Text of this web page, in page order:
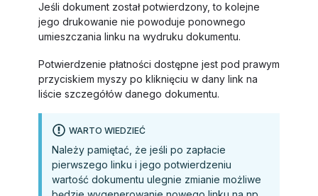
Jeśli dokument został potwierdzony, to kolejne
jego drukowanie nie powoduje ponownego
umieszczania linku na wydruku dokumentu.
Potwierdzenie płatności dostępne jest pod prawym
przyciskiem myszy po kliknięciu w dany link na
liście szczegółów danego dokumentu.
WARTO WIEDZIEĆ
Należy pamiętać, że jeśli po zapłacie
pierwszego linku i jego potwierdzeniu
wartość dokumentu ulegnie zmianie możliwe